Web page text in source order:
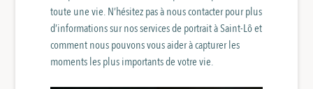
toute une vie. N’hésitez pas à nous contacter pour plus
d’informations sur nos services de portrait à Saint-Lô et
comment nous pouvons vous aider à capturer les
moments les plus importants de votre vie.